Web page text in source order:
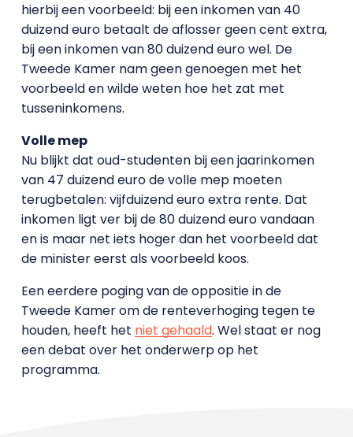
hierbij een voorbeeld: bij een inkomen van 40
duizend euro betaalt de aflosser geen cent extra,
bij een inkomen van 80 duizend euro wel. De
Tweede Kamer nam geen genoegen met het
voorbeeld en wilde weten hoe het zat met
tusseninkomens.
Volle mep
Nu blijkt dat oud-studenten bij een jaarinkomen
van 47 duizend euro de volle mep moeten
terugbetalen: vijfduizend euro extra rente. Dat
inkomen ligt ver bij de 80 duizend euro vandaan
en is maar net iets hoger dan het voorbeeld dat
de minister eerst als voorbeeld koos.
Een eerdere poging van de oppositie in de
Tweede Kamer om de renteverhoging tegen te
houden, heeft het niet gehaald. Wel staat er nog
een debat over het onderwerp op het
programma.